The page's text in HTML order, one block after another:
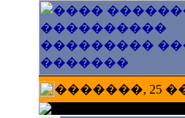
�������, 25